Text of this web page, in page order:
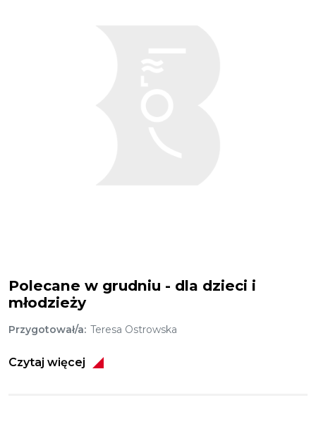
Polecane w grudniu - dla dzieci i
młodzieży
Przygotował/a Teresa Ostrowska
Czytaj więcej